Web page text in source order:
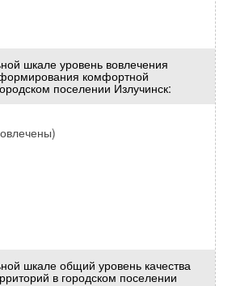
шкале уровень вовлечения
комфортной
поселении Излучинск:
шкале общий уровень качества
в городском поселении